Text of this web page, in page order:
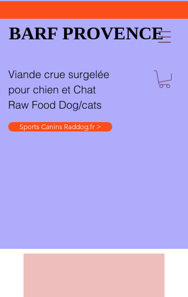
BARF PROVENCE
Viande crue surgelée
pour chien et Chat
Raw Food Dog/cats
Sports Canins Raddog.fr >